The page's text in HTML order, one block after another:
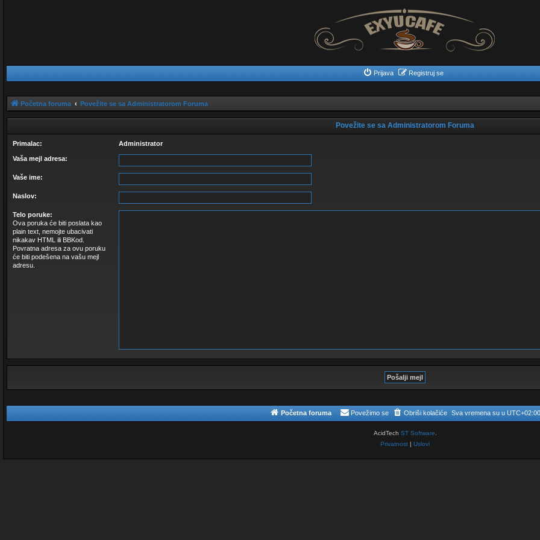
Prijava Registruj se
Početna foruma Povežite se sa Administratorom Foruma
Povežite se sa Administratorom Foruma
Primalac: Administrator
Vaša mejl adresa:
Vaše ime:
Naslov:
Telo poruke:
Ova poruka će biti poslata kao
plain text, nemojte ubacivati
nikakav HTML ili BBKod.
Povratna adresa za ovu poruku
će biti podešena na vašu mejl
adresu.
Početna foruma Sva vremena su u UTC+02:00
Obriši kolačiće
Povežimo se
AcidTech ST Software
Privatnost | Uslovi